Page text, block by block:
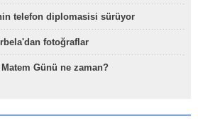
telefon diplomasisi sürüyor
fotoğraflar
Günü ne zaman?